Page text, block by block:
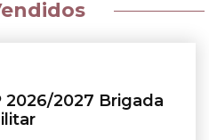
2026/2027 Brigada